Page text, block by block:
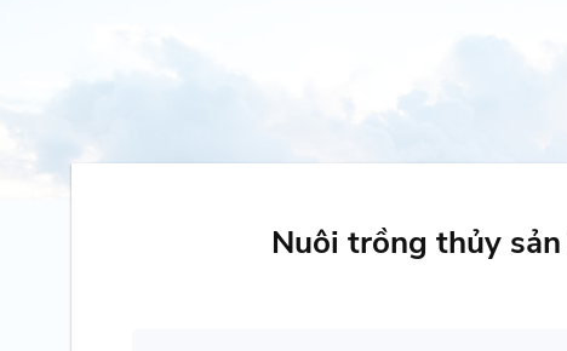
Nuôi trồng thủy